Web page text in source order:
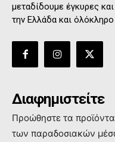
μεταδίδουμε έγκυρες
την Ελλάδα και
Διαφημιστείτε
Προώθηστε τα προϊόντα
των παραδοσιακών